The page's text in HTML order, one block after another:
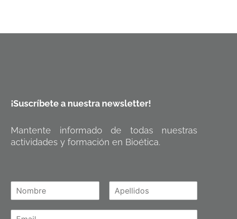
¡Suscríbete a nuestra newsletter!
Mantente informado de todas nuestras
actividades y formación en Bioética.
o
p